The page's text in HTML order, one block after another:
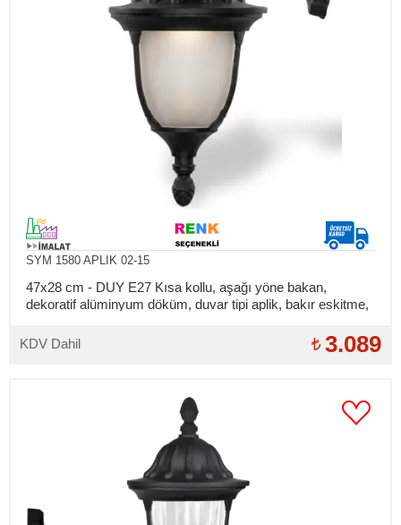
SYM 1580 APLIK 02-15
47x28 cm - DUY E27 Kısa kollu, aşağı yöne bakan,
dekoratif alüminyum döküm, duvar tipi aplik, bakır eskitme,
KDV Dahil
3.089